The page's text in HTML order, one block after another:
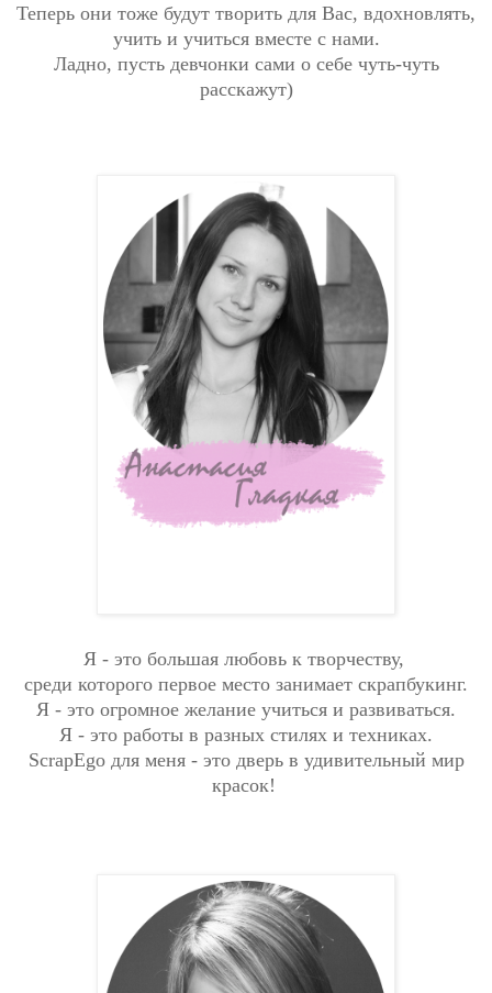
Теперь они тоже будут творить для Вас, вдохновлять,
учить и учиться вместе с нами.
Ладно, пусть девчонки сами о себе чуть-чуть
расскажут)
Я -это большая любовь к творчеству,
среди которого первое место занимает скрапбукинг.
Я - это огромное желание учиться и развиваться.
Я - это работы в разных стилях и техниках.
ScrapEgo для меня - это дверь в удивительный мир
красок!